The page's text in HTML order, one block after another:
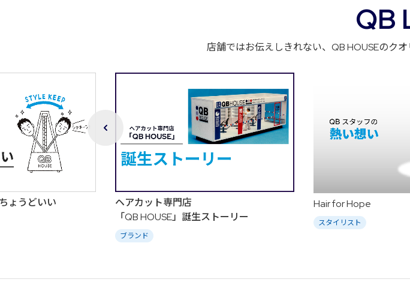
QB
店舗ではお伝えしきれない、 QB HOUSEのク
ょうどいい
ヘアカット専門店
「QB HOUSE」誕生ストーリー
ブランド
Hair for Hope
スタイリスト